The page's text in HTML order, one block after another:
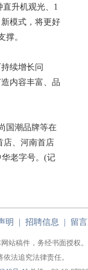
直升机观光、1
模式，将更好
撑。
续增长问
内容丰富、品
国潮品牌等在
店、河南首店
老字号。(记
明 招聘信息 留
站稿件，务经书面授权。
法追究法律责任。